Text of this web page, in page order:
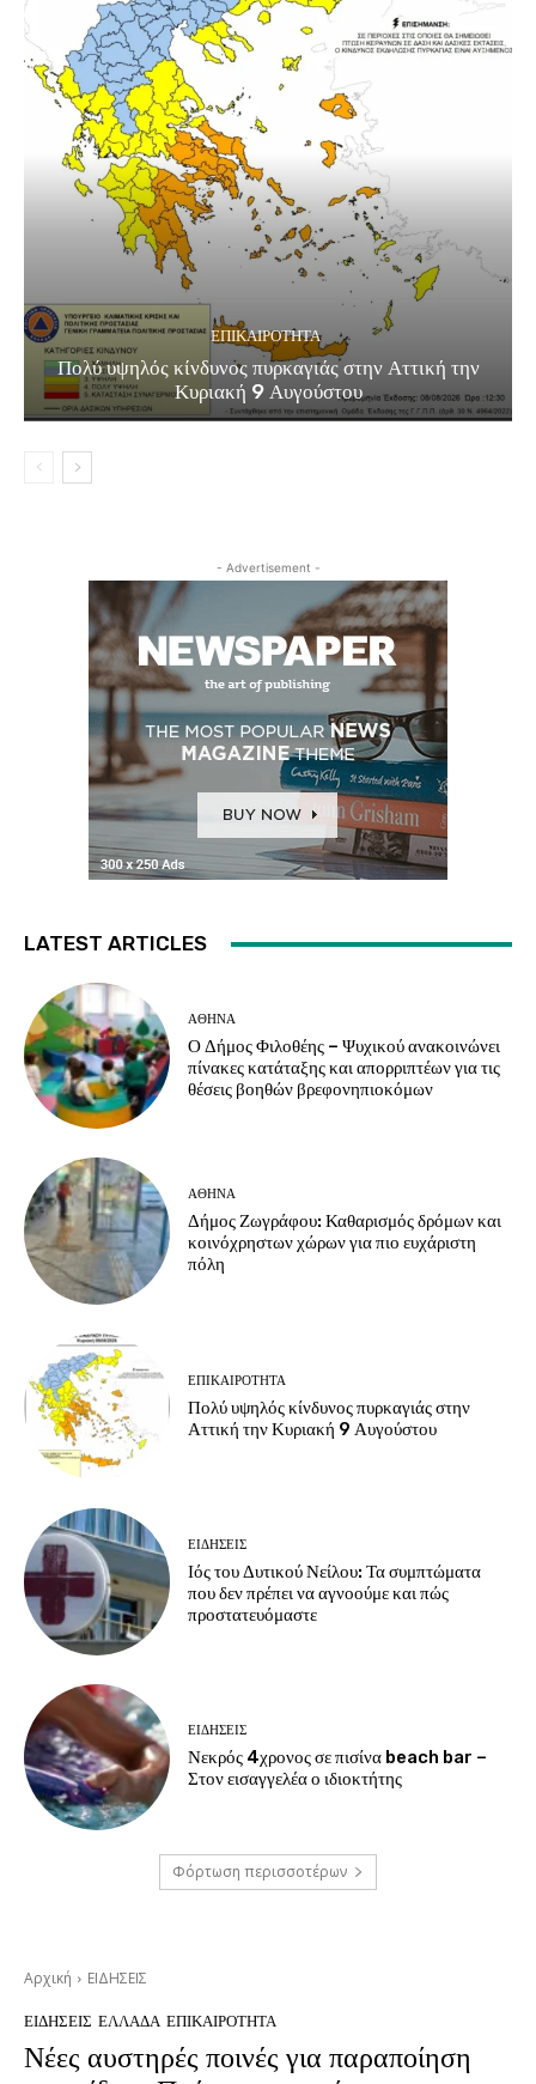
ΕΠΙΚΑΙΡΟΤΗΤΑ
Πολύ υψηλός κίνδυνος πυρκαγιάς στην Αττική την
Κυριακή 9 Αυγούστου
- Advertisement -
LATEST ARTICLES
ΑΘΗΝΑ
Ο Δήμος Φιλοθέης – Ψυχικού ανακοινώνει
πίνακες κατάταξης και απορριπτέων για τις
θέσεις βοηθών βρεφονηπιοκόμων
ΑΘΗΝΑ
Δήμος Ζωγράφου: Καθαρισμός δρόμων και
κοινόχρηστων χώρων για πιο ευχάριστη
πόλη
ΕΠΙΚΑΙΡΟΤΗΤΑ
Πολύ υψηλός κίνδυνος πυρκαγιάς στην
Αττική την Κυριακή 9 Αυγούστου
ΕΙΔΗΣΕΙΣ
Ιός του Δυτικού Νείλου: Τα συμπτώματα
που δεν πρέπει να αγνοούμε και πώς
προστατευόμαστε
ΕΙΔΗΣΕΙΣ
Νεκρός 4χρονος σε πισίνα beach bar –
Στον εισαγγελέα ο ιδιοκτήτης
Φόρτωση περισσοτέρων